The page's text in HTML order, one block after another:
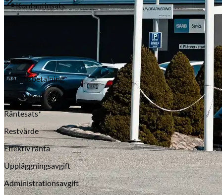
Kontantinsats
50%
Månadsbetalning
Lånebelopp
Räntesats*
Restvärde
Effektiv ränta
Uppläggningsavgift
Administrationsavgift